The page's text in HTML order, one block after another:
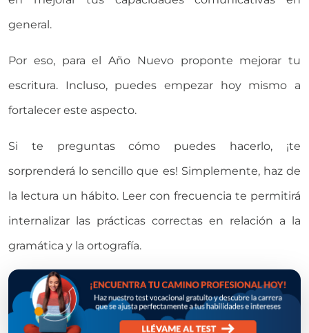
general.
Por eso, para el Año Nuevo proponte mejorar tu
escritura. Incluso, puedes empezar hoy mismo a
fortalecer este aspecto.
Si te preguntas cómo puedes hacerlo, ¡te
sorprenderá lo sencillo que es! Simplemente, haz de
la lectura un hábito. Leer con frecuencia te permitirá
internalizar las prácticas correctas en relación a la
gramática y la ortografía.